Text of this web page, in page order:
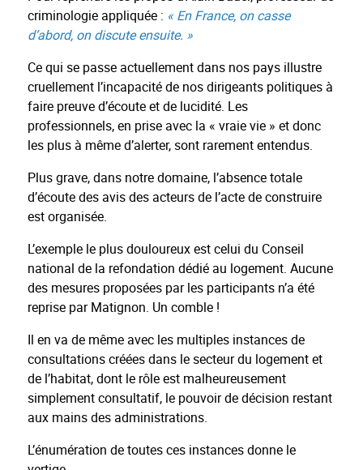
criminologie appliquée : « En France, on casse
d’abord, on discute ensuite. »
Ce qui se passe actuellement dans nos pays illustre
cruellement l’incapacité de nos dirigeants politiques à
faire preuve d’écoute et de lucidité. Les
professionnels, en prise avec la « vraie vie » et donc
les plus à même d’alerter, sont rarement entendus.
Plus grave, dans notre domaine, l’absence totale
d’écoute des avis des acteurs de l’acte de construire
est organisée.
L’exemple le plus douloureux est celui du Conseil
national de la refondation dédié au logement. Aucune
des mesures proposées par les participants n’a été
reprise par Matignon. Un comble !
Il en va de même avec les multiples instances de
consultations créées dans le secteur du logement et
de l’habitat, dont le rôle est malheureusement
simplement consultatif, le pouvoir de décision restant
aux mains des administrations.
L’énumération de toutes ces instances donne le